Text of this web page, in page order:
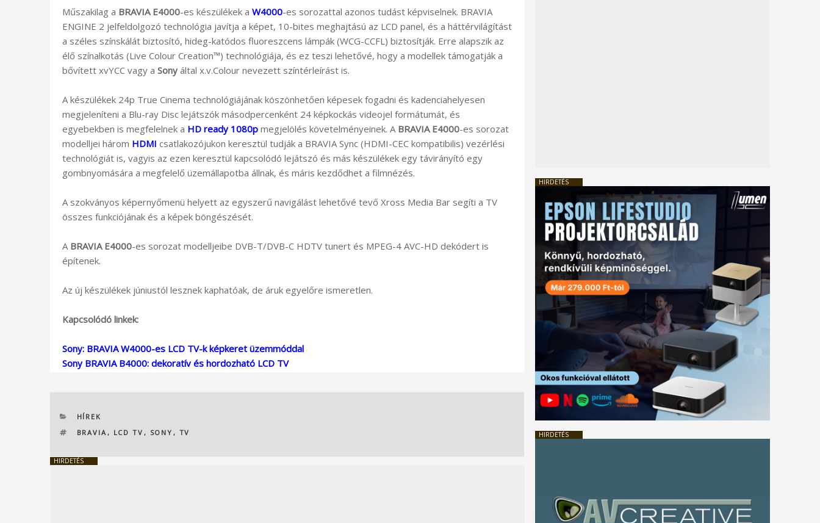
Műszakilag a BRAVIA E4000-es készülékek a W4000-es sorozattal azonos tudást képviselnek. BRAVIA
ENGINE 2 jelfeldolgozó technológia javítja a képet, 10-bites meghajtású az LCD panel, és a háttérvilágítást
a széles színskálát biztosító, hideg-katódos fluoreszcens lámpák (WCG-CCFL) biztosítják. Erre alapszik az
élő színalkotás (Live Colour Creation™) technológiája, és ez teszi lehetővé, hogy a modellek támogatják a
bővített xvYCC vagy a Sony által x.v.Colour nevezett színtérleírást is.
A készülékek 24p True Cinema technológiájának köszönhetően képesek fogadni és kadenciahelyesen
megjeleníteni a Blu-ray Disc lejátszók másodpercenként 24 képkockás videojel formátumát, és
egyebekben is megfelelnek a HD ready 1080p megjelölés követelményeinek. A BRAVIA E4000-es sorozat
modelljei három HDMI csatlakozójukon keresztül tudják a BRAVIA Sync (HDMI-CEC kompatibilis) vezérlési
technológiát is, vagyis az ezen keresztül kapcsolódó lejátszó és más készülékek egy távirányító egy
gombnyomására a megfelelő üzemállapotba állnak, és máris kezdődhet a filmnézés.
A szokványos képernyőmenü helyett az egyszerű navigálást lehetővé tevő Xross Media Bar segíti a TV
összes funkciójának és a képek böngészését.
A BRAVIA E4000-es sorozat modelljeibe DVB-T/DVB-C HDTV tunert és MPEG-4 AVC-HD dekódert is
építenek.
Az új készülékek júniustól lesznek kaphatóak, de áruk egyelőre ismeretlen.
Kapcsolódó linkek:
Sony: BRAVIA W4000-es LCD TV-k képkeret üzemmóddal
Sony BRAVIA B4000: dekoratív és hordozható LCD TV
KATEGÓRIÁK
HÍREK
CÍMKÉK
BRAVIA , LCD TV , SONY , TV
HIRDETÉS
HIRDETÉS
HIRDETÉS